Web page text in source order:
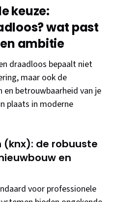
keuze:
wat past
ambitie
draadloos bepaalt niet
maar ook de
betrouwbaarheid van je
plaats in moderne
de robuuste
en
voor professionele